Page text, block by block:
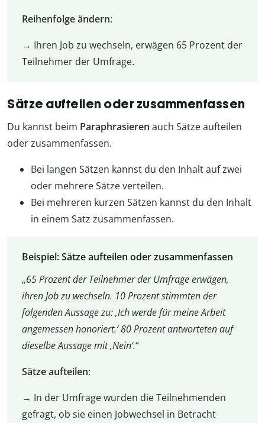
Reihenfolge ändern:
→ Ihren Job zu wechseln, erwägen 65 Prozent der
Teilnehmer der Umfrage.
Sätze aufteilen oder zusammenfassen
Du kannst beim Paraphrasieren auch Sätze aufteilen
oder zusammenfassen.
Bei langen Sätzen kannst du den Inhalt auf zwei
oder mehrere Sätze verteilen.
Bei mehreren kurzen Sätzen kannst du den Inhalt
in einem Satz zusammenfassen.
Beispiel: Sätze aufteilen oder zusammenfassen
„65 Prozent der Teilnehmer der Umfrage erwägen,
ihren Job zu wechseln. 10 Prozent stimmten der
folgenden Aussage zu: ‚Ich werde für meine Arbeit
angemessen honoriert.‘ 80 Prozent antworteten auf
dieselbe Aussage mit ‚Nein‘.“
Sätze aufteilen:
→ In der Umfrage wurden die Teilnehmenden
gefragt, ob sie einen Jobwechsel in Betracht